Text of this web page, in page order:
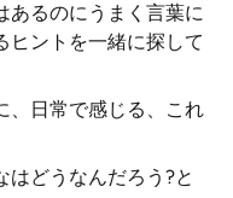
あるのにうまく言葉に
ヒントを一緒に探して
、日常で感じる、これ
はどうなんだろう?と